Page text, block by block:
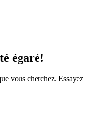
égaré!
vous cherchez. Essayez